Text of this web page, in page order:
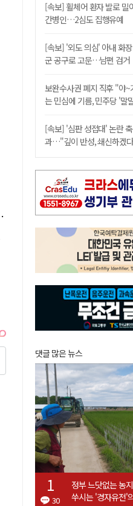
[속보] 휠체어 환자 발로 밀
간병인…2심도 집행유예
[속보] '외도 의심' 아내 화
군 공구로 고문…남편 검거
보완수사권 폐지 직후 "야
는 민심에 기름, 민주당 '말
[속보] '심판 성접대' 논란
과…"깊이 반성, 쇄신하겠
댓글 많은 뉴스
30
정부 느닷없는 농
쑤시는 '경자유전'